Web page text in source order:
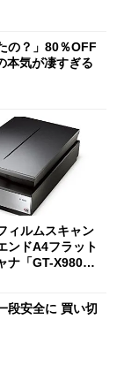
の？」80％OFF
本気が凄すぎる
ィルムスキャン
ンドA4フラット
ナ「GT-X980」
段安全に 買い切